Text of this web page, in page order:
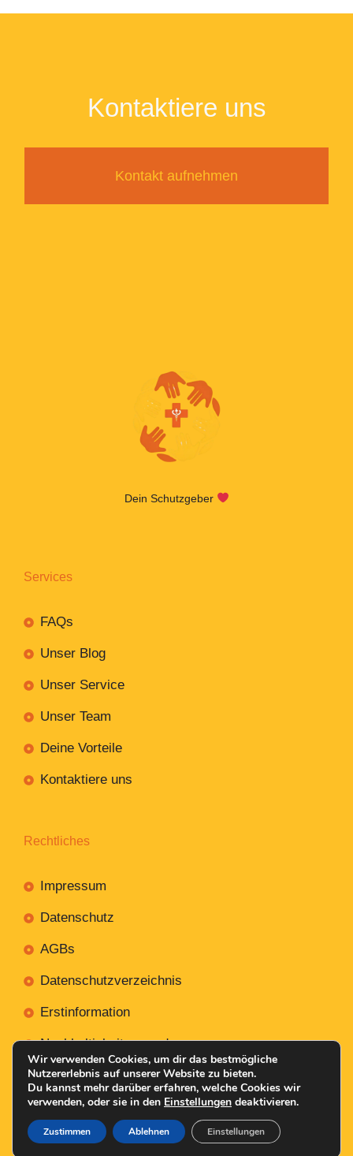
Kontaktiere uns
Kontakt aufnehmen
Dein Schutzgeber
Services
FAQs
Unser Blog
Unser Service
Unser Team
Deine Vorteile
Kontaktiere uns
Rechtliches
Impressum
Datenschutz
AGBs
Datenschutzverzeichnis
Erstinformation
Nachhaltigkeitsverordnung
Mit Erstellt NR-Webservices.de© 2026
Wir verwenden Cookies, um dir das bestmögliche
Nutzererlebnis auf unserer Website zu bieten.
Du kannst mehr darüber erfahren, welche Cookies wir
verwenden, oder sie in den Einstellungen deaktivieren.
Zustimmen Ablehnen Einstellungen